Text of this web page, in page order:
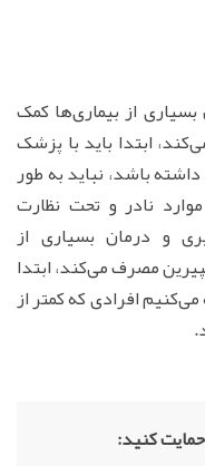
از بیماری‌ها کمک
ابتدا باید با پزشک
کسی که کمتر از 16 سال داشته باشد، نباید به طور
نادر و تحت نظارت
و درمان بسیاری از
مصرف می‌کند، ابتدا
افرادی که کمتر از
کنید: